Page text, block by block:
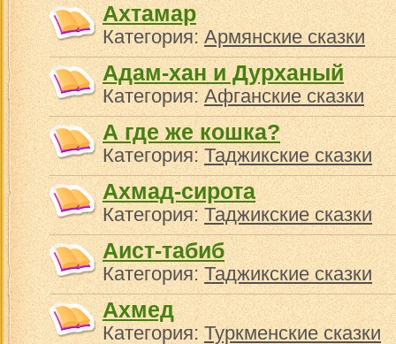
Ахтамар
Категория:Армянские сказки
Адам-хан и Дурханый
Категория:Афганские сказки
А где же кошка?
Категория:Таджикские сказки
Ахмад-сирота
Категория:Таджикские сказки
Аист-табиб
Категория:Таджикские сказки
Ахмед
Категория:Туркменские сказки